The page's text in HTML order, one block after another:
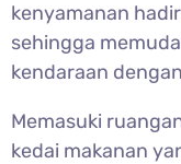
kenyamanan
sehingga
kendaraan
Memasuki
kedai makanan